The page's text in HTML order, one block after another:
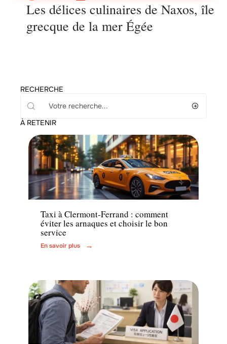
Les délices culinaires de Naxos, île
grecque de la mer Égée
RECHERCHE
À RETENIR
Actu
Taxi à Clermont-Ferrand : comment
éviter les arnaques et choisir le bon
service
En savoir plus
Voyage